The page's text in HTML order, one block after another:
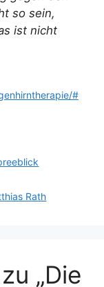
so sein,
ist nicht
#
Rath
„Die